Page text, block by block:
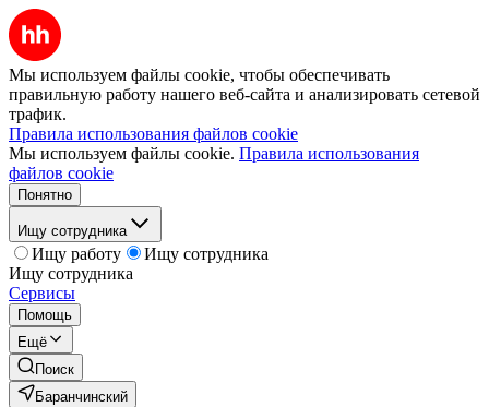
Мы используем файлы cookie, чтобы обеспечивать
правильную работу нашего веб-сайта и анализировать сетевой
трафик.
Правила использования файлов cookie
Мы используем файлы cookie. Правила использования
файлов cookie
Понятно
Ищу сотрудника
Ищу работу
Ищу сотрудника
Ищу сотрудника
Сервисы
Помощь
Ещё
Поиск
Баранчинский